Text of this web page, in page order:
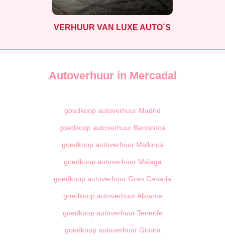
VERHUUR VAN LUXE AUTO´S
Autoverhuur in Mercadal
goedkoop autoverhuur Madrid
goedkoop autoverhuur Barcelona
goedkoop autoverhuur Mallorca
goedkoop autoverhuur Málaga
goedkoop autoverhuur Gran Canaria
goedkoop autoverhuur Alicante
goedkoop autoverhuur Tenerife
goedkoop autoverhuur Girona